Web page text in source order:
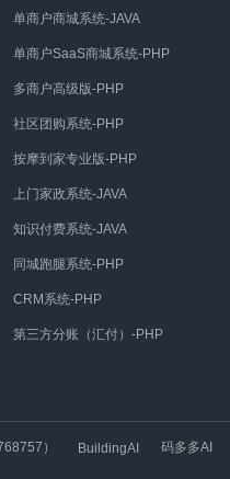
单商户商城系统-JAVA
单商户SaaS商城系统-PHP
多商户高级版-PHP
社区团购系统-PHP
按摩到家专业版-PHP
上门家政系统-JAVA
知识付费系统-JAVA
同城跑腿系统-PHP
CRM系统-PHP
第三方分账（汇付）-PHP
） BuildingAI
码多多AI